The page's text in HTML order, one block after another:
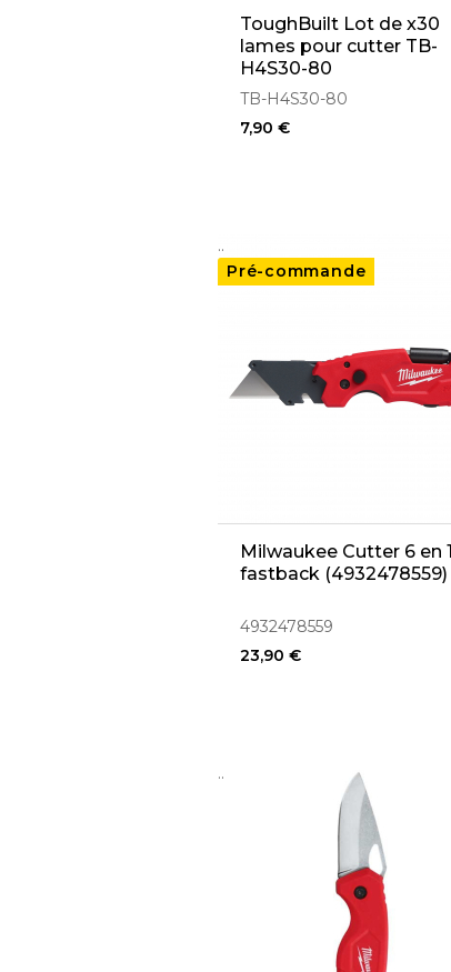
ToughBuilt Lot de x30
lames pour cutter TB-
H4S30-80
TB-H4S30-80
7,90 €
..
Pré-commande
Milwaukee Cutter 6 en 1
fastback (4932478559)
4932478559
23,90 €
..